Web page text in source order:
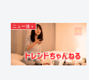
ニュー速＋